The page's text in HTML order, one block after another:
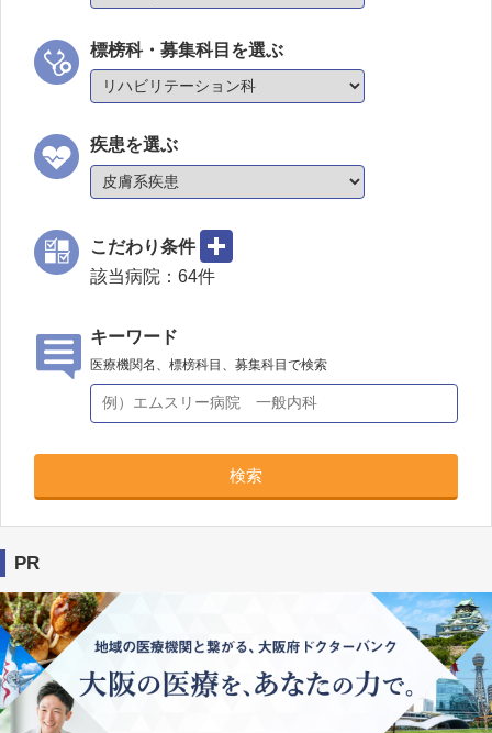
標榜科・募集科目を選ぶ
疾患を選ぶ
こだわり条件
該当病院： 64件
キーワード
医療機関名、標榜科目、募集科目で検索
検索
PR